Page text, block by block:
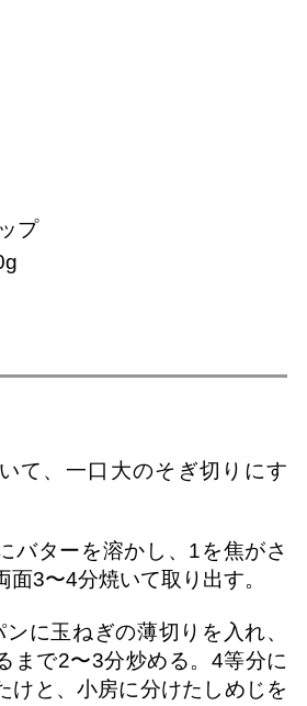
プ
て、一口大のそぎ切りにす
バターを溶かし、1を焦がさ
面3〜4分焼いて取り出す。
に玉ねぎの薄切りを入れ、
まで2〜3分炒める。4等分に
けと、小房に分けたしめじを